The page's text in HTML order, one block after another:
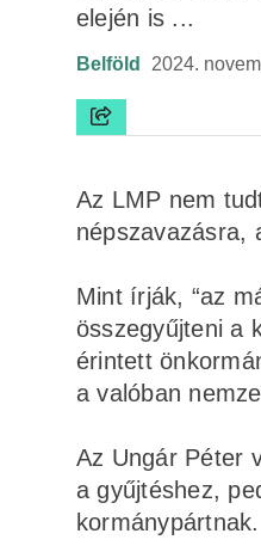
elején is ...
Belföld 2024.
Az LMP nem
népszavazásra,
Mint írják, “az
összegyűjteni a
érintett
a valóban
Az Ungár Péter
a gyűjtéshez,
kormánypártnak.